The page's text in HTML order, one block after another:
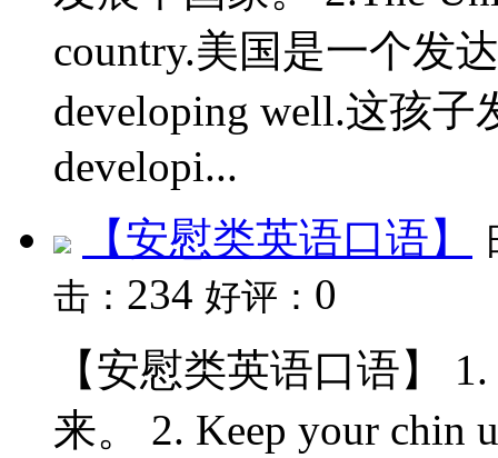
country.美国是一个发
developing well.这孩子
developi...
【安慰类英语口语】
击： 234 好评： 0
【安慰类英语口语】
来。 2. Keep your chin